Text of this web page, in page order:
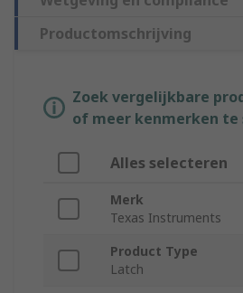
Productomschrijving
Zoek vergelijkbare
of meer kenmerken te
Alles selecteren
Merk
Texas Instruments
Product Type
Latch